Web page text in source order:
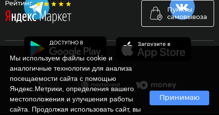
Рейтинг
Пункты
самовывоза
Мы используем файлы cookie и
аналогичные технологии для анализа
посещаемости сайта с помощью
Яндекс.Метрики, определения вашего
местоположения и улучшения работы
сайта. Продолжая использовать сайт, вы
Принимаю